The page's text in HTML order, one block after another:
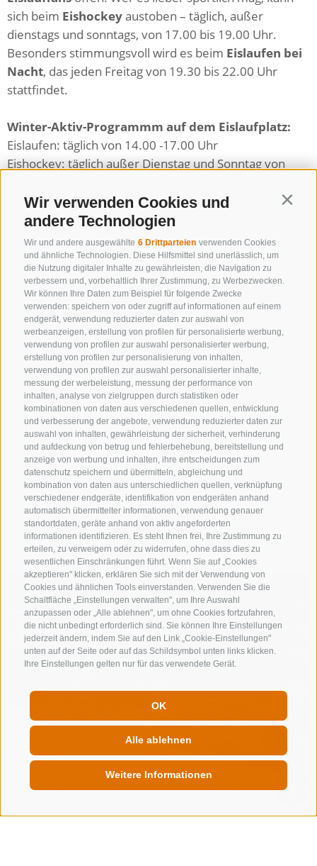
Wir verwenden Cookies und
andere Technologien
Wir und andere ausgewählte 6 Drittparteien verwenden Cookies
und ähnliche Technologien. Diese Hilfsmittel sind unerlässlich, um
die Nutzung digitaler Inhalte zu gewährleisten, die Navigation zu
verbessern und, vorbehaltlich Ihrer Zustimmung, zu Werbezwecken.
Wir können Ihre Daten zum Beispiel für folgende Zwecke
verwenden: speichern von oder zugriff auf informationen auf einem
endgerät, verwendung reduzierter daten zur auswahl von
werbeanzeigen, erstellung von profilen für personalisierte werbung,
verwendung von profilen zur auswahl personalisierter werbung,
erstellung von profilen zur personalisierung von inhalten,
verwendung von profilen zur auswahl personalisierter inhalte,
messung der werbeleistung, messung der performance von
inhalten, analyse von zielgruppen durch statistiken oder
kombinationen von daten aus verschiedenen quellen, entwicklung
und verbesserung der angebote, verwendung reduzierter daten zur
auswahl von inhalten, gewährleistung der sicherheit, verhinderung
und aufdeckung von betrug und fehlerbehebung, bereitstellung und
anzeige von werbung und inhalten, ihre entscheidungen zum
datenschutz speichern und übermitteln, abgleichung und
kombination von daten aus unterschiedlichen quellen, verknüpfung
verschiedener endgeräte, identifikation von endgeräten anhand
automatisch übermittelter informationen, verwendung genauer
standortdaten, geräte anhand von aktiv angeforderten
informationen identifizieren. Es steht Ihnen frei, Ihre Zustimmung zu
erteilen, zu verweigern oder zu widerrufen, ohne dass dies zu
wesentlichen Einschränkungen führt. Wenn Sie auf „Cookies
akzeptieren" klicken, erklären Sie sich mit der Verwendung von
Cookies und ähnlichen Tools einverstanden. Verwenden Sie die
Schaltfläche „Einstellungen verwalten", um Ihre Auswahl
anzupassen oder „Alle ablehnen", um ohne Cookies fortzufahren,
die nicht unbedingt erforderlich sind. Sie können Ihre Einstellungen
jederzeit ändern, indem Sie auf den Link „Cookie-Einstellungen"
unten auf der Seite oder auf das Schildsymbol unten links klicken.
Ihre Einstellungen gelten nur für das verwendete Gerät.
OK
Alle ablehnen
Weitere Informationen
sich beim Eishockeyaustoben – täglich, außer
dienstags und sonntags, von 17.00 bis 19.00 Uhr.
Besonders stimmungsvoll wird es beim Eislaufen bei
Nacht, das jeden Freitag von 19.30 bis 22.00 Uhr
stattfindet.
Winter-Aktiv-Programmm auf dem Eislaufplatz:
Eislaufen: täglich von 14.00 -17.00 Uhr
Eishockey: täglich außer Dienstag und Sonntag von
Eislaufen bei Nacht - jeden Freitag von 19.30 Uhr bis
22.00 Uhr
ab Jänner:
Dienstags - Lattlschießen von 20.00 - 22.00 Uhr (nur
mit Anmeldung innerhalb 16 Uhr des selben Tages im
Tourismusbüro)
Mittwoch - Eislaufen bei Nacht von 20.00 - 22.00
Uhr (nur mit Anmeldung innerhalb 16 Uhr des selben
Tages im Tourismusbüro)
Du hast keine Schlittschuhe? Gar kein Probelm ein
Schlittschuhverleih findest du direkt vor Ort!
Der Eislaufplatz bleibt an folgenden Tagen
geschlossen: 06.12., 24.12., 25.12. & 31.12.
Suchbegriff:
QUICKLINKS